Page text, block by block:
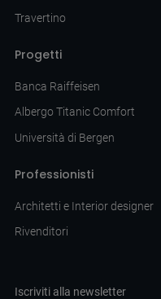
Travertino
Progetti
Banca Raiffeisen
Albergo Titanic Comfort
Università di Bergen
Professionisti
Architetti e Interior designer
Rivenditori
Iscriviti alla newsletter